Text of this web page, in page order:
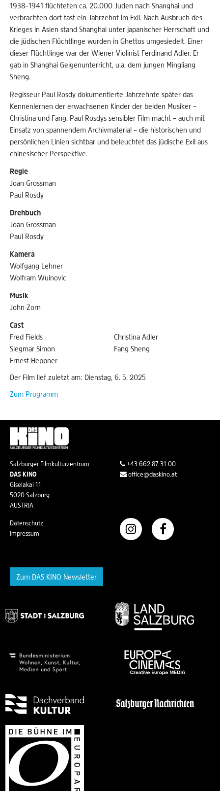
1938–1941 flüchteten ca. 20.000 Juden nach Shanghai und
verbrachten dort fast ein Jahrzehnt im Exil. Nach Ausbruch des
Krieges in Asien stand Shanghai unter japanischer Herrschaft und
die jüdischen Flüchtlinge wurden in Ghettos umgesiedelt. Einer
dieser Flüchtlinge war der Wiener Violinist Ferdinand Adler. Er
gab in Shanghai Geigenunterricht, u.a. dem jungen Mingliang
Sheng.
Regisseur Paul Rosdy dokumentierte Jahrzehnte später das
Kennenlernen der erwachsenen Kinder der beiden Musiker –
Christina und Fang. Paul Rosdys sensibler Film macht – auch mit
Einsatz von spannendem Archivmaterial – die historischen und
persönlichen Linien sichtbar und beleuchtet das jüdische Exil aus
chinesischer Perspektive.
Regie
Joan Grossman
Paul Rosdy
Drehbuch
Joan Grossman
Paul Rosdy
Kamera
Wolfgang Lehner
Wolfram Wuinovic
Musik
John Zorn
Cast
Fred Fields
Siegmar Simon
Ernest Heppner
Christina Adler
Fang Sheng
Der Film lief zuletzt am: Dienstag, 6. 5. 2025
Zum Programm
Salzburger Filmkulturzentrum
DAS KINO
Giselakai 11
5020 Salzburg
AUSTRIA
+43 662 87 31 00
office@daskino.at
Datenschutz
Impressum
Zum DAS KINO Newsletter